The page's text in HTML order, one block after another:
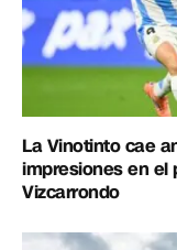
La Vinotinto cae
impresiones en el
Vizcarrondo